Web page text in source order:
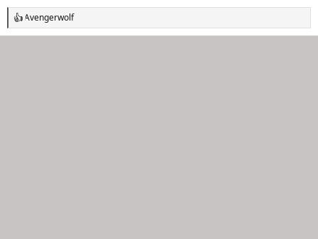
R
e
Avengerwolf